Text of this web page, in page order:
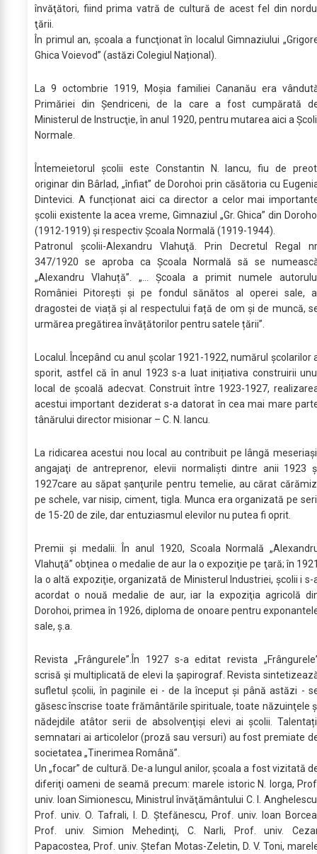
învăţători, fiind prima vatră de cultură de acest fel din
ţării.
În primul an, şcoala a funcţionat în localul Gimnaziului
Ghica Voievod” (astăzi Colegiul Național).
La 9 octombrie 1919, Moșia familiei Cananău era
Primăriei din Șendriceni, de la care a fost cumpărată
Ministerul de Instrucţie, în anul 1920, pentru mutarea aici a
Normale.
Întemeietorul școlii este Constantin N. Iancu, fiu de
originar din Bârlad, „înfiat” de Dorohoi prin căsătoria cu
Dintevici. A funcționat aici ca director a celor mai
școlii existente la acea vreme, Gimnaziul „Gr. Ghica” din
(1912-1919) și respectiv Școala Normală (1919-1944).
Patronul școlii-Alexandru Vlahuţă. Prin Decretul Regal
347/1920 se aproba ca Școala Normală să se
„Alexandru Vlahuță”. „... Școala a primit numele
României Pitorești și pe fondul sănătos al operei sale,
dragostei de viață și al respectului față de om și de muncă,
urmărea pregătirea învățătorilor pentru satele țării”.
Localul. Începând cu anul şcolar 1921-1922, numărul şcolarilor
sporit, astfel că în anul 1923 s-a luat inițiativa construirii
local de școală adecvat. Construit între 1923-1927,
acestui important deziderat s-a datorat în cea mai mare
tânărului director misionar – C. N. Iancu.
La ridicarea acestui nou local au contribuit pe lângă
angajaţi de antreprenor, elevii normalişti dintre anii 1923
1927care au săpat şanţurile pentru temelie, au cărat
pe schele, var nisip, ciment, tigla. Munca era organizată pe
de 15-20 de zile, dar entuziasmul elevilor nu putea fi oprit.
Premii și medalii. În anul 1920, Scoala Normală
Vlahuţă” obţinea o medalie de aur la o expoziţie pe ţară; în
la o altă expoziţie, organizată de Ministerul Industriei, şcolii i s-
acordat o nouă medalie de aur, iar la expoziţia agricolă
Dorohoi, primea în 1926, diploma de onoare pentru
sale, ș.a.
Revista „Frângurele”.În 1927 s-a editat revista
scrisă şi multiplicată de elevi la şapirograf. Revista
sufletul şcolii, în paginile ei - de la început şi până astăzi -
găsesc înscrise toate frământările spirituale, toate năzuinţele
nădejdile atâtor serii de absolvenţişi elevi ai şcolii.
semnatari ai articolelor (proză sau versuri) au fost premiate
societatea „Tinerimea Română”.
Un „focar” de cultură. De-a lungul anilor, școala a fost vizitată
diferiţi oameni de seamă precum: marele istoric N. Iorga,
univ. Ioan Simionescu, Ministrul învăţământului C. I.
Prof. univ. O. Tafrali, I. D. Ştefănescu, Prof. univ. Ioan
Prof. univ. Simion Mehedinţi, C. Narli, Prof. univ.
Papacostea, Prof. univ. Ştefan Motas-Zeletin, D. V. Toni,